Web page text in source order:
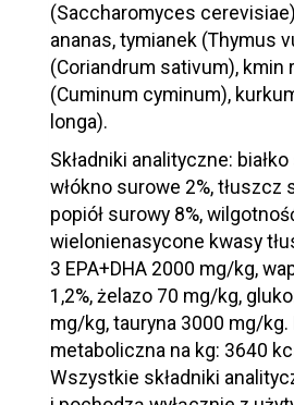
(Saccharomyces
ananas, tymianek (Thymus
(Coriandrum sativum), kmin
(Cuminum cyminum),
longa).
Składniki analityczne:
włókno surowe 2%, tłuszcz
popiół surowy 8%,
wielonienasycone kwasy
3 EPA+DHA 2000 mg/kg,
1,2%, żelazo 70 mg/kg,
mg/kg, tauryna 3000 mg/kg.
metaboliczna na kg: 3640
Wszystkie składniki